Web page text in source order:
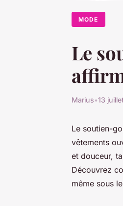
MODE
Le
Marius•13
Le soutien-
vêtements
et douceur,
Découvrez
même sous